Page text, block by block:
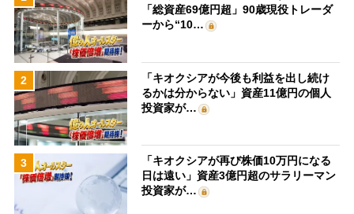
「総資産69億円超」90歳現役トレーダ
ーから“10…
2
「キオクシアが今後も利益を出し続け
るかは分からない」資産11億円の個人
投資家が…
3
「キオクシアが再び株価10万円になる
日は遠い」資産3億円超のサラリーマン
投資家が…